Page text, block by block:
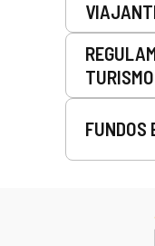
TURISMO
FUNDOS